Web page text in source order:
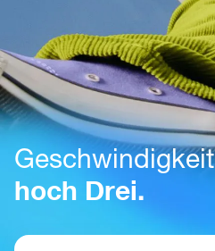
Geschwindigkeit
hoch Drei.